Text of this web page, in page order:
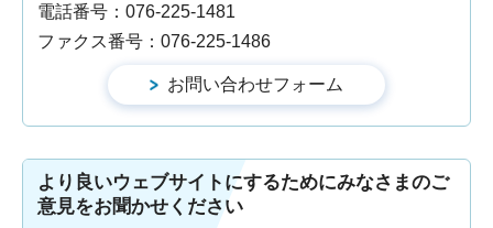
電話番号：076-225-1481
ファクス番号：076-225-1486
より良いウェブサイトにするためにみなさまのご
意見をお聞かせください